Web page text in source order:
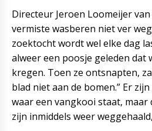
Directeur Jeroen Loomeijer
vermiste wasberen niet ver
zoektocht wordt wel elke dag
alweer een poosje geleden dat
kregen. Toen ze ontsnapten,
blad niet aan de bomen.” Er
waar een vangkooi staat, maar
zijn inmiddels weer